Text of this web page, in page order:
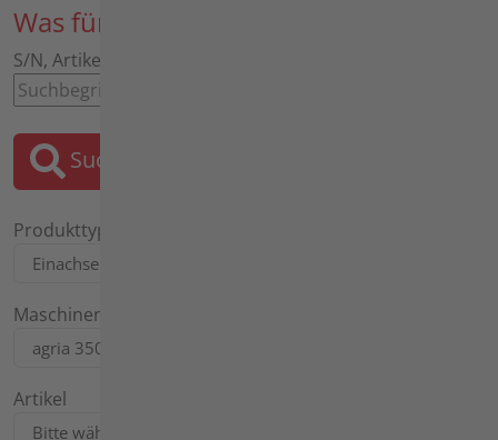
Was für ein Ersatzteil suchen Sie?
S/N, Artikel, Bezeichnung, Motor, Tafel
Suchen
Produkttyp
Maschinentyp
Artikel